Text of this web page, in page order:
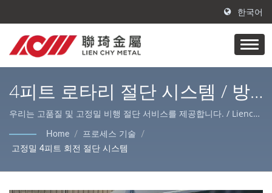
한국어
4피트 로타리 절단 시스템 / 방
청 강판 제조업체 | LIENCHY
LAMINATED METAL
우리는 고품질 및 고정밀 비행 절단 서비스를 제공합니다. / Lienchy
Metal의 주요 제품은 PVC 코팅/적층 금속, AFP 스테인리스 강 및 강
철 코일/시트, 레이저 절단 서비스로, 다양한 실내 및 실외 장식 및
Home / 프로세스 기술
/
고정밀 4피트 회전 절단 시스템